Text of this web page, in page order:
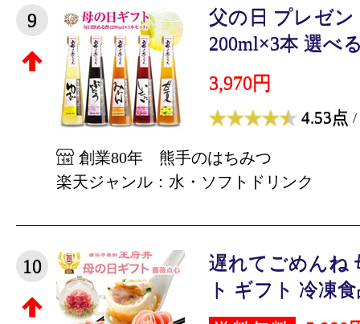
9
父の日 プレゼ
200ml×3本 選べ
3,970円
4.53点 /
創業80年 熊手のはちみつ
楽天ジャンル：水・ソフトドリンク
10
遅れてごめんね
ト ギフト 冷凍